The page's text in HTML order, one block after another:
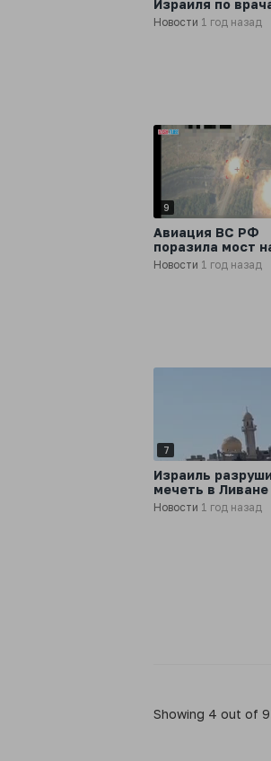
Израиля по
городе Сур на юге
Ливана, в
Новости 1 год назад
9
Авиация ВС РФ
поразила мост
трассе
Новости 1 год назад
7
Израиль
мечеть в Ливане
Новости 1 год назад
Showing 4 out of 9